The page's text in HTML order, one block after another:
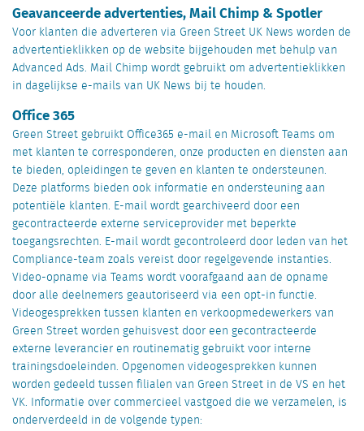
Geavanceerde advertenties, Mail Chimp & Spotler
Voor klanten die adverteren via Green Street UK News worden de
advertentieklikken op de website bijgehouden met behulp van
Advanced Ads. Mail Chimp wordt gebruikt om advertentieklikken
in dagelijkse e-mails van UK News bij te houden.
Office 365
Green Street gebruikt Office365 e-mail en Microsoft Teams om
met klanten te corresponderen, onze producten en diensten aan
te bieden, opleidingen te geven en klanten te ondersteunen.
Deze platforms bieden ook informatie en ondersteuning aan
potentiële klanten. E-mail wordt gearchiveerd door een
gecontracteerde externe serviceprovider met beperkte
toegangsrechten. E-mail wordt gecontroleerd door leden van het
Compliance-team zoals vereist door regelgevende instanties.
Video-opname via Teams wordt voorafgaand aan de opname
door alle deelnemers geautoriseerd via een opt-in functie.
Videogesprekken tussen klanten en verkoopmedewerkers van
Green Street worden gehuisvest door een gecontracteerde
externe leverancier en routinematig gebruikt voor interne
trainingsdoeleinden. Opgenomen videogesprekken kunnen
worden gedeeld tussen filialen van Green Street in de VS en het
VK. Informatie over commercieel vastgoed die we verzamelen, is
onderverdeeld in de volgende typen: